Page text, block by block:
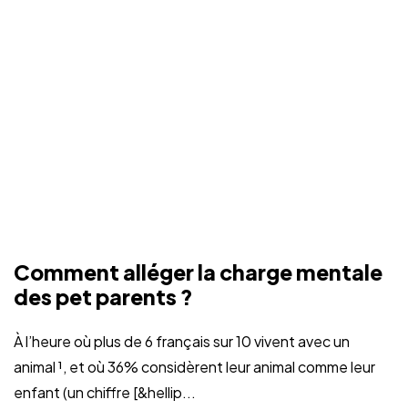
Comment alléger la charge mentale
des pet parents ?
À l’heure où plus de 6 français sur 10 vivent avec un
animal ¹, et où 36% considèrent leur animal comme leur
enfant (un chiffre [&hellip...